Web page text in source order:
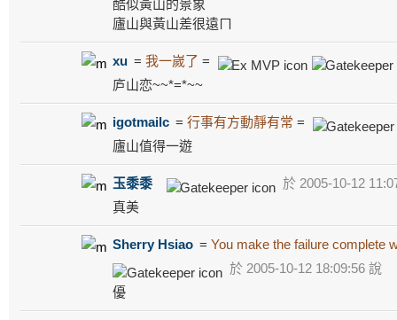
酷似黃山的景象
廬山與黃山差很遠ㄇ
xu =我一嵗了 =
庐山恋~~*=*~~
igotmailc =行事有方動靜有常 =
廬山值得一遊
玉黍黍
於 2005-10-12
真美
Sherry Hsiao =You make the failure complete
於 2005-10-12 18:09:56 說
優